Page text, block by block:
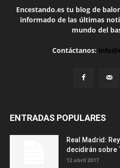
Encestando.es tu blog de
informado de las últimas
mundo del
Contáctanos:
ENTRADAS POPULARES
Real Madrid:
decidirán sobre
12 abril 2017